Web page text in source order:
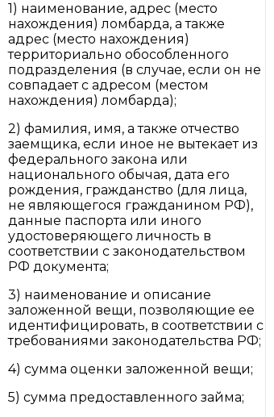
1) наименование, адрес (место
нахождения) ломбарда, а также
адрес (место нахождения)
территориально обособленного
подразделения (в случае, если он не
совпадает с адресом (местом
нахождения) ломбарда);
2) фамилия, имя, а также отчество
заемщика, если иное не вытекает из
федерального закона или
национального обычая, дата его
рождения, гражданство (для лица,
не являющегося гражданином РФ),
данные паспорта или иного
удостоверяющего личность в
соответствии с законодательством
РФ документа;
3) наименование и описание
заложенной вещи, позволяющие ее
идентифицировать, в соответствии с
требованиями законодательства РФ;
4) сумма оценки заложенной вещи;
5) сумма предоставленного займа;